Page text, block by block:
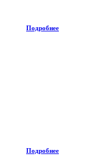
Подробнее
Подробнее